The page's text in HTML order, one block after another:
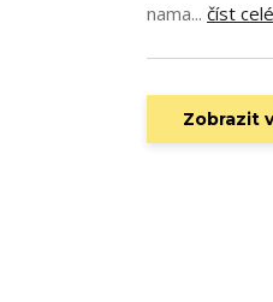
nama... číst celé
Zobrazit